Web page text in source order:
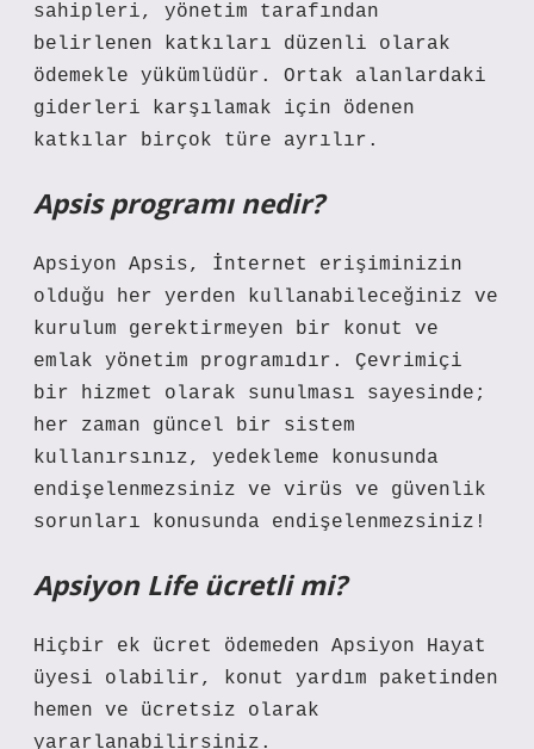
sahipleri, yönetim tarafından
belirlenen katkıları düzenli olarak
ödemekle yükümlüdür. Ortak alanlardaki
giderleri karşılamak için ödenen
katkılar birçok türe ayrılır.
Apsis programı nedir?
Apsiyon Apsis, İnternet erişiminizin
olduğu her yerden kullanabileceğiniz ve
kurulum gerektirmeyen bir konut ve
emlak yönetim programıdır. Çevrimiçi
bir hizmet olarak sunulması sayesinde;
her zaman güncel bir sistem
kullanırsınız, yedekleme konusunda
endişelenmezsiniz ve virüs ve güvenlik
sorunları konusunda endişelenmezsiniz!
Apsiyon Life ücretli mi?
Hiçbir ek ücret ödemeden Apsiyon Hayat
üyesi olabilir, konut yardım paketinden
hemen ve ücretsiz olarak
yararlanabilirsiniz.